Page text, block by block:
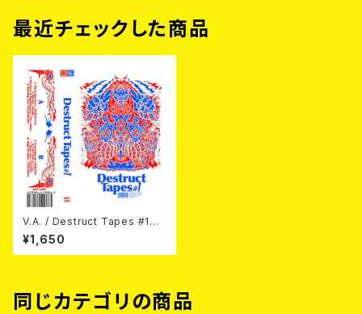
最近チェックした商品
V.A. / Destruct Tapes #1
カセットテープ
¥1,650
同じカテゴリの商品